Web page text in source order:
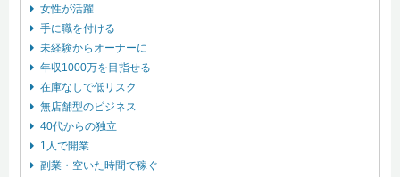
女性が活躍
手に職を付ける
未経験からオーナーに
年収1000万を目指せる
在庫なしで低リスク
無店舗型のビジネス
40代からの独立
1人で開業
副業・空いた時間で稼ぐ